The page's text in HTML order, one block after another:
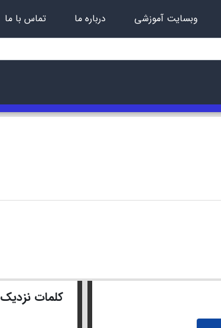
وبسایت آموزشی درباره ما تماس با ما
کلمات نزدیک